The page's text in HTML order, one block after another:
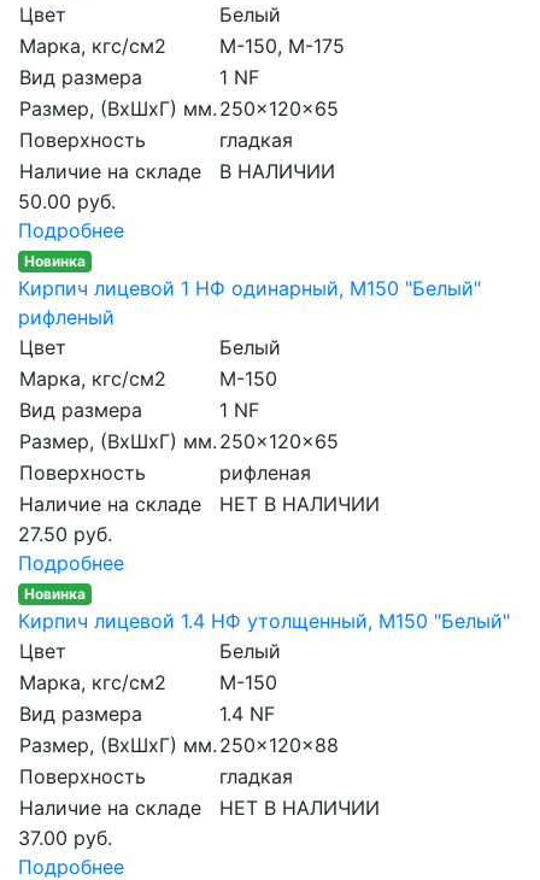
Цвет
Белый
Марка, кгс/см2
M-150, М-175
Вид размера
1 NF
Размер, (ВхШхГ) мм. 250x120x65
Поверхность
гладкая
Наличие на складе
В НАЛИЧИИ
50.00 руб.
Подробнее
Новинка
Кирпич лицевой 1 НФ одинарный, M150 "Белый"
рифленый
Цвет
Белый
Марка, кгс/см2
M-150
Вид размера
1 NF
Размер, (ВхШхГ) мм. 250x120x65
Поверхность
рифленая
Наличие на складе
НЕТ В НАЛИЧИИ
27.50 руб.
Подробнее
Новинка
Кирпич лицевой 1.4 НФ утолщенный, M150 "Белый"
Цвет
Белый
Марка, кгс/см2
M-150
Вид размера
1.4 NF
Размер, (ВхШхГ) мм. 250x120x88
Поверхность
гладкая
Наличие на складе
НЕТ В НАЛИЧИИ
37.00 руб.
Подробнее